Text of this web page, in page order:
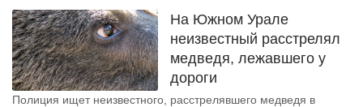
На Южном Урале
неизвестный расстрелял
медведя, лежавшего у
дороги
Полиция ищет неизвестного, расстрелявшего медведя в